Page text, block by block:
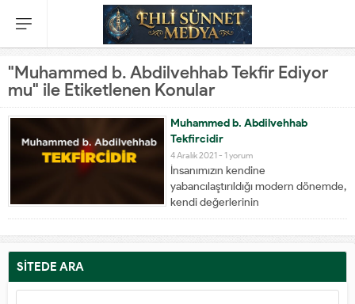
"Muhammed b. Abdilvehhab Tekfir Ediyor
mu" ile Etiketlenen Konular
Muhammed b. Abdilvehhab
Tekfircidir
4 Aralık 2021 - 1 yorum
İnsanımızın kendine
yabancılaştırıldığı modern dönemde,
kendi değerlerinin
uzağınasavrulmuş genç neslin bir
kesimi can simidi olarak Vehhabi
akidesine sığınıyor. Kendisine
sözüm ona Selef' ten nakledilen bir-
SİTEDE ARA